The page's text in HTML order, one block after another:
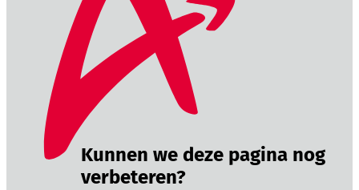
Kunnen we deze pagina nog
verbeteren?